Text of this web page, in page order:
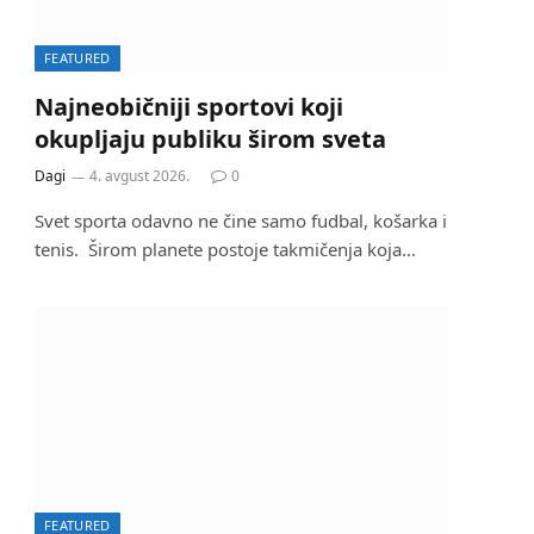
FEATURED
Najneobičniji sportovi koji
okupljaju publiku širom sveta
Dagi 4. avgust 2026. 0
Svet sporta odavno ne čine samo fudbal, košarka i
tenis. Širom planete postoje takmičenja koja…
FEATURED